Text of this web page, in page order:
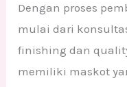
Dengan proses
mulai dari
finishing dan
memiliki maskot